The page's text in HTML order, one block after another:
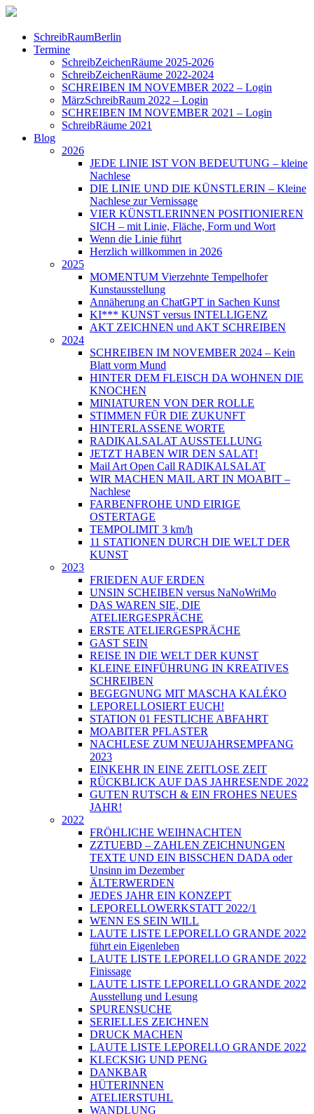
SchreibRaumBerlin
Termine
SchreibZeichenRäume 2025-2026
SchreibZeichenRäume 2022-2024
SCHREIBEN IM NOVEMBER 2022 – Login
MärzSchreibRaum 2022 – Login
SCHREIBEN IM NOVEMBER 2021 – Login
SchreibRäume 2021
Blog
2026
JEDE LINIE IST VON BEDEUTUNG – kleine
Nachlese
DIE LINIE UND DIE KÜNSTLERIN – Kleine
Nachlese zur Vernissage
VIER KÜNSTLERINNEN POSITIONIEREN
SICH – mit Linie, Fläche, Form und Wort
Wenn die Linie führt
Herzlich willkommen in 2026
2025
MOMENTUM Vierzehnte Tempelhofer
Kunstausstellung
Annäherung an ChatGPT in Sachen Kunst
KI*** KUNST versus INTELLIGENZ
AKT ZEICHNEN und AKT SCHREIBEN
2024
SCHREIBEN IM NOVEMBER 2024 – Kein
Blatt vorm Mund
HINTER DEM FLEISCH DA WOHNEN DIE
KNOCHEN
MINIATUREN VON DER ROLLE
STIMMEN FÜR DIE ZUKUNFT
HINTERLASSENE WORTE
RADIKALSALAT AUSSTELLUNG
JETZT HABEN WIR DEN SALAT!
Mail Art Open Call RADIKALSALAT
WIR MACHEN MAIL ART IN MOABIT –
Nachlese
FARBENFROHE UND EIRIGE
OSTERTAGE
TEMPOLIMIT 3 km/h
11 STATIONEN DURCH DIE WELT DER
KUNST
2023
FRIEDEN AUF ERDEN
UNSIN SCHEIBEN versus NaNoWriMo
DAS WAREN SIE, DIE
ATELIERGESPRÄCHE
ERSTE ATELIERGESPRÄCHE
GAST SEIN
REISE IN DIE WELT DER KUNST
KLEINE EINFÜHRUNG IN KREATIVES
SCHREIBEN
BEGEGNUNG MIT MASCHA KALÉKO
LEPORELLOSIERT EUCH!
STATION 01 FESTLICHE ABFAHRT
MOABITER PFLASTER
NACHLESE ZUM NEUJAHRSEMPFANG
2023
EINKEHR IN EINE ZEITLOSE ZEIT
RÜCKBLICK AUF DAS JAHRESENDE 2022
GUTEN RUTSCH & EIN FROHES NEUES
JAHR!
2022
FRÖHLICHE WEIHNACHTEN
ZZTUEBD – ZAHLEN ZEICHNUNGEN
TEXTE UND EIN BISSCHEN DADA oder
Unsinn im Dezember
ÄLTERWERDEN
JEDES JAHR EIN KONZEPT
LEPORELLOWERKSTATT 2022/1
WENN ES SEIN WILL
LAUTE LISTE LEPORELLO GRANDE 2022
führt ein Eigenleben
LAUTE LISTE LEPORELLO GRANDE 2022
Finissage
LAUTE LISTE LEPORELLO GRANDE 2022
Ausstellung und Lesung
SPURENSUCHE
SERIELLES ZEICHNEN
DRUCK MACHEN
LAUTE LISTE LEPORELLO GRANDE 2022
KLECKSIG UND PENG
DANKBAR
HÜTERINNEN
ATELIERSTUHL
WANDLUNG